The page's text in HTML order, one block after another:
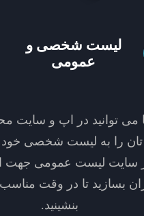
شخصی و
عمومی
در اپ و سایت محتوا مورد
لیست شخصی خود اضافه کنید
عمومی جهت ارسال به
تا در وقت مناسب به تماشا